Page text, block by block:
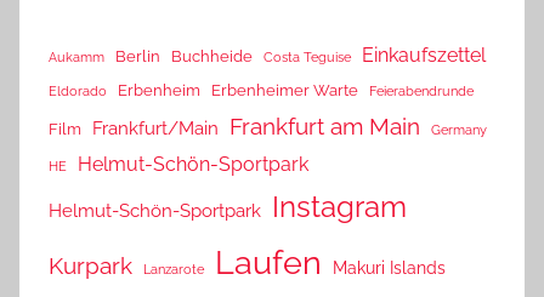
Aukamm Berlin Buchheide Costa Teguise Einkaufszettel
Eldorado Erbenheim Erbenheimer Warte Feierabendrunde
Film Frankfurt/Main Frankfurt am Main Germany
HE Helmut-Schön-Sportpark
Helmut-Schön-Sportpark Instagram
Kurpark Lanzarote Laufen Makuri Islands